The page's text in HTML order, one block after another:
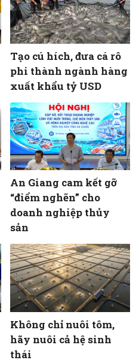
Tạo cú hích, đưa cá rô
phi thành ngành hàng
xuất khẩu tỷ USD
An Giang cam kết gỡ
“điểm nghẽn” cho
doanh nghiệp thủy
sản
Không chỉ nuôi tôm,
hãy nuôi cả hệ sinh
thái